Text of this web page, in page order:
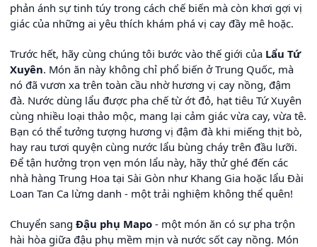
phản ánh sự tinh túy trong cách chế biến mà còn khơi gợi vị
giác của những ai yêu thích khám phá vị cay đầy mê hoặc.
Trước hết, hãy cùng chúng tôi bước vào thế giới của Lẩu Tứ
Xuyên. Món ăn này không chỉ phổ biến ở Trung Quốc, mà
nó đã vươn xa trên toàn cầu nhờ hương vị cay nồng, đậm
đà. Nước dùng lẩu được pha chế từ ớt đỏ, hạt tiêu Tứ Xuyên
cùng nhiều loại thảo mộc, mang lại cảm giác vừa cay, vừa tê.
Bạn có thể tưởng tượng hương vị đậm đà khi miếng thịt bò,
hay rau tươi quyện cùng nước lẩu bùng cháy trên đầu lưỡi.
Để tận hưởng trọn vẹn món lẩu này, hãy thử ghé đến các
nhà hàng Trung Hoa tại Sài Gòn như Khang Gia hoặc lẩu Đài
Loan Tan Ca lừng danh - một trải nghiệm không thể quên!
Chuyển sang Đậu phụ Mapo - một món ăn có sự pha trộn
hài hòa giữa đậu phụ mềm mịn và nước sốt cay nồng. Món